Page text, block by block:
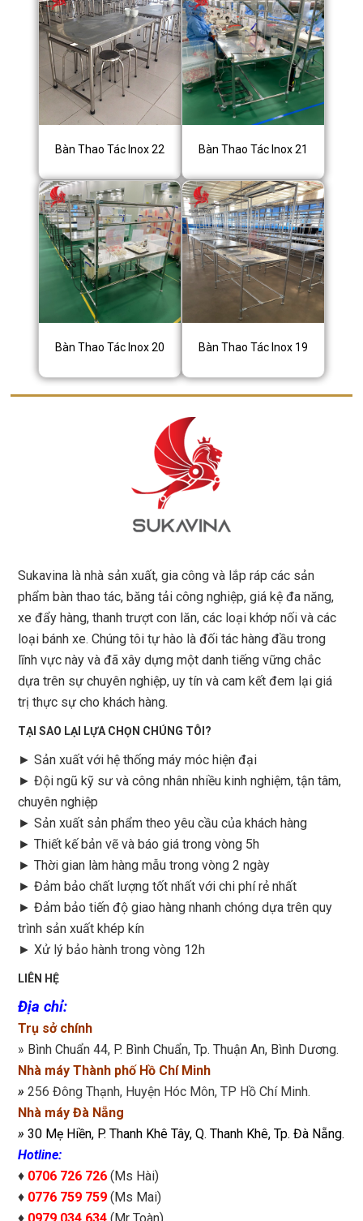
Bàn Thao Tác Inox 22 Bàn Thao Tác Inox 21
Bàn Thao Tác Inox 20 Bàn Thao Tác Inox 19
Sukavina là nhà sản xuất, gia công và lắp ráp các sản
phẩm bàn thao tác, băng tải công nghiệp, giá kệ đa năng,
xe đẩy hàng, thanh trượt con lăn, các loại khớp nối và các
loại bánh xe. Chúng tôi tự hào là đối tác hàng đầu trong
lĩnh vực này và đã xây dựng một danh tiếng vững chắc
dựa trên sự chuyên nghiệp, uy tín và cam kết đem lại giá
trị thực sự cho khách hàng.
TẠI SAO LẠI LỰA CHỌN CHÚNG TÔI?
► Sản xuất với hệ thống máy móc hiện đại
► Đội ngũ kỹ sư và công nhân nhiều kinh nghiệm, tận tâm,
chuyên nghiệp
► Sản xuất sản phẩm theo yêu cầu của khách hàng
► Thiết kế bản vẽ và báo giá trong vòng 5h
► Thời gian làm hàng mẫu trong vòng 2 ngày
► Đảm bảo chất lượng tốt nhất với chi phí rẻ nhất
► Đảm bảo tiến độ giao hàng nhanh chóng dựa trên quy
trình sản xuất khép kín
► Xử lý bảo hành trong vòng 12h
LIÊN HỆ
Địa chỉ:
Trụ sở chính
» Bình Chuẩn 44, P. Bình Chuẩn, Tp. Thuận An, Bình Dương.
Nhà máy Thành phố Hồ Chí Minh
» 256 Đông Thạnh, Huyện Hóc Môn, TP Hồ Chí Minh.
Nhà máy Đà Nẵng
» 30 Mẹ Hiền, P. Thanh Khê Tây, Q. Thanh Khê, Tp. Đà Nẵng.
Hotline:
♦ 0706 726 726(Ms Hài)
♦ 0776 759 759(Ms Mai)